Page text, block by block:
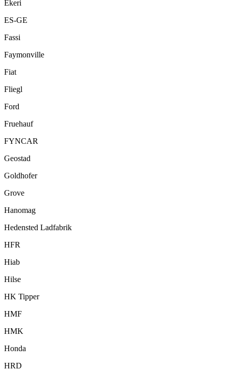
Ekeri
ES-GE
Fassi
Faymonville
Fiat
Fliegl
Ford
Fruehauf
FYNCAR
Geostad
Goldhofer
Grove
Hanomag
Hedensted Ladfabrik
HFR
Hiab
Hilse
HK Tipper
HMF
HMK
Honda
HRD